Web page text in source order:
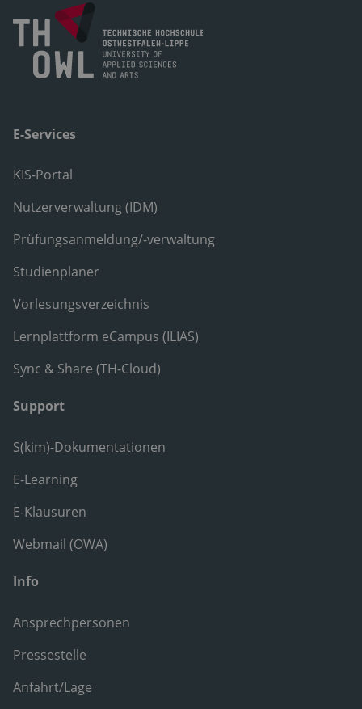
E-Services
KIS-Portal
Nutzerverwaltung (IDM)
Prüfungsanmeldung/-verwaltung
Studienplaner
Vorlesungsverzeichnis
Lernplattform eCampus (ILIAS)
Sync & Share (TH-Cloud)
Support
S(kim)-Dokumentationen
E-Learning
E-Klausuren
Webmail (OWA)
Info
Ansprechpersonen
Pressestelle
Anfahrt/Lage